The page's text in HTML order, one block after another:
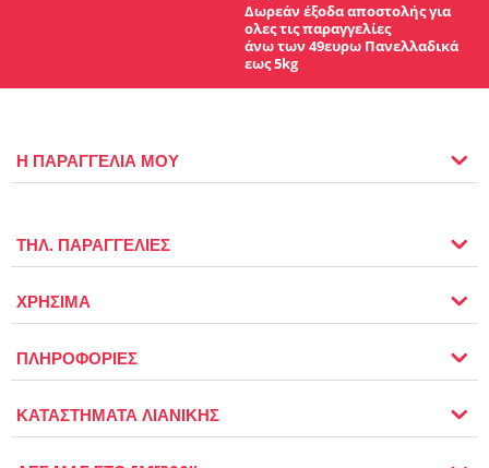
Δωρεάν έξοδα αποστολής για
ολες τις παραγγελίες
άνω των 49ευρω Πανελλαδικά
εως 5kg
Η ΠΑΡΑΓΓΕΛΙΑ ΜΟΥ
ΤΗΛ. ΠΑΡΑΓΓΕΛΙΕΣ
ΧΡΗΣΙΜΑ
ΠΛΗΡΟΦΟΡΙΕΣ
ΚΑΤΑΣΤΗΜΑΤΑ ΛΙΑΝΙΚΗΣ